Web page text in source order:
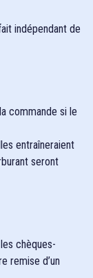
indépendant de
commande si le
entraîneraient
seront
chèques-
remise d’un